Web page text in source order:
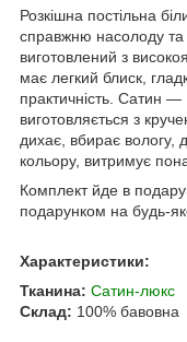
Розкішна постільна
справжню насолоду
виготовлений з
має легкий блиск,
практичність. Сатин —
виготовляється з
дихає, вбирає вологу,
кольору, витримує
Комплект йде в
подарунком на будь-
Характеристики:
Тканина: Сатин-люкс
Склад: 100% бавовна